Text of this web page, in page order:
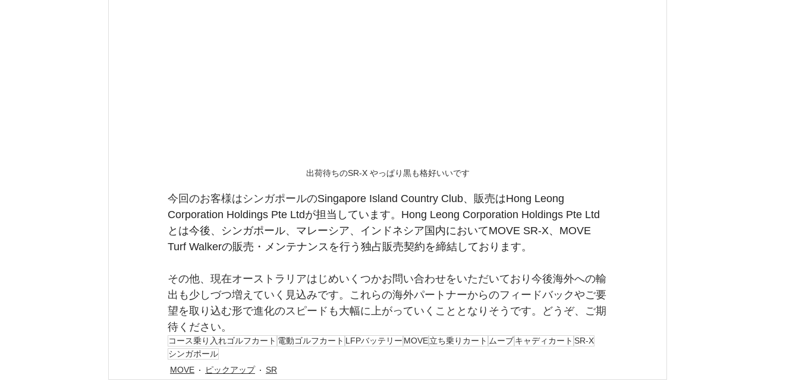
出荷待ちのSR-X やっぱり黒も格好いいです
今回のお客様はシンガポールのSingapore Island Country Club、販売はHong Leong
Corporation Holdings Pte Ltdが担当しています。Hong Leong Corporation Holdings Pte Ltd
とは今後、シンガポール、マレーシア、インドネシア国内においてMOVE SR-X、MOVE
Turf Walkerの販売・メンテナンスを行う独占販売契約を締結しております。
その他、現在オーストラリアはじめいくつかお問い合わせをいただいており今後海外への輸
出も少しづつ増えていく見込みです。これらの海外パートナーからのフィードバックやご要
望を取り込む形で進化のスピードも大幅に上がっていくこととなりそうです。どうぞ、ご期
待ください。
コース乗り入れゴルフカート 電動ゴルフカート LFPバッテリー MOVE立ち乗りカート ムーブキャディカート SR-X
シンガポール
MOVE
ピックアップ SR